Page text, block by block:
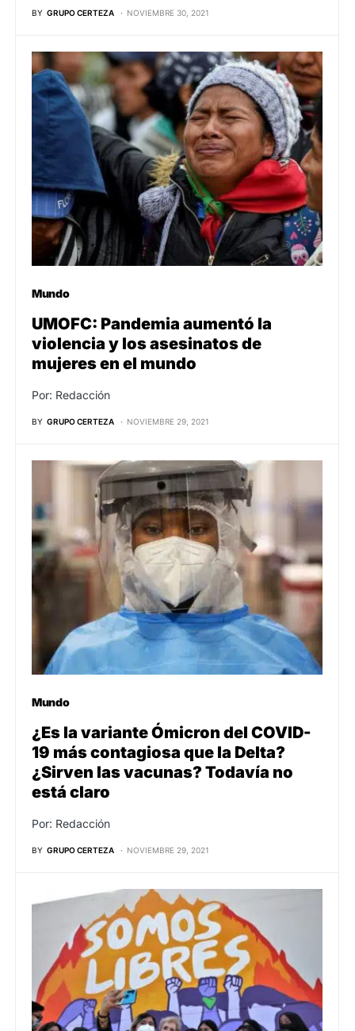
BY GRUPO CERTEZA NOVIEMBRE 30, 2021
Mundo
UMOFC: Pandemia aumentó la
violencia y los asesinatos de
mujeres en el mundo
Por: Redacción
BY GRUPO CERTEZA NOVIEMBRE 29, 2021
Mundo
¿Es la variante Ómicron del COVID-
19 más contagiosa que la Delta?
¿Sirven las vacunas? Todavía no
está claro
Por: Redacción
BY GRUPO CERTEZA NOVIEMBRE 29, 2021